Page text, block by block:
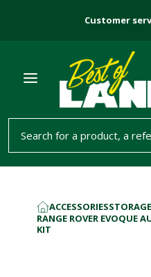
Customer
HOME
ACCESSORIES
RANGE ROVER EVOQUE
KIT